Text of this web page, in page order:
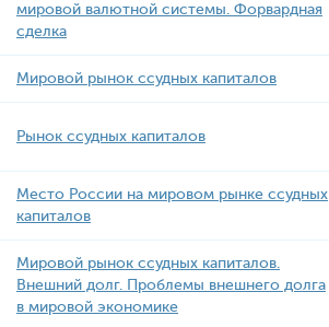
мировой валютной системы. Форвардная
сделка
Мировой рынок ссудных капиталов
Рынок ссудных капиталов
Место России на мировом рынке ссудных
капиталов
Мировой рынок ссудных капиталов.
Внешний долг. Проблемы внешнего долга
в мировой экономике